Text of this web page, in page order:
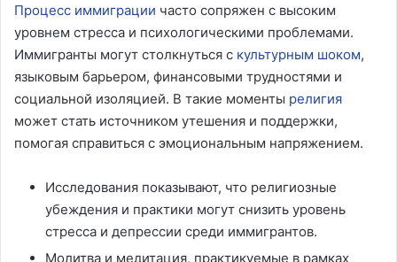
Процесс иммиграции часто сопряжен с высоким
уровнем стресса и психологическими проблемами.
Иммигранты могут столкнуться с культурным шоком,
языковым барьером, финансовыми трудностями и
социальной изоляцией. В такие моменты религия
может стать источником утешения и поддержки,
помогая справиться с эмоциональным напряжением.
Исследования показывают, что религиозные
убеждения и практики могут снизить уровень
стресса и депрессии среди иммигрантов.
Молитва и медитация, практикуемые в рамках